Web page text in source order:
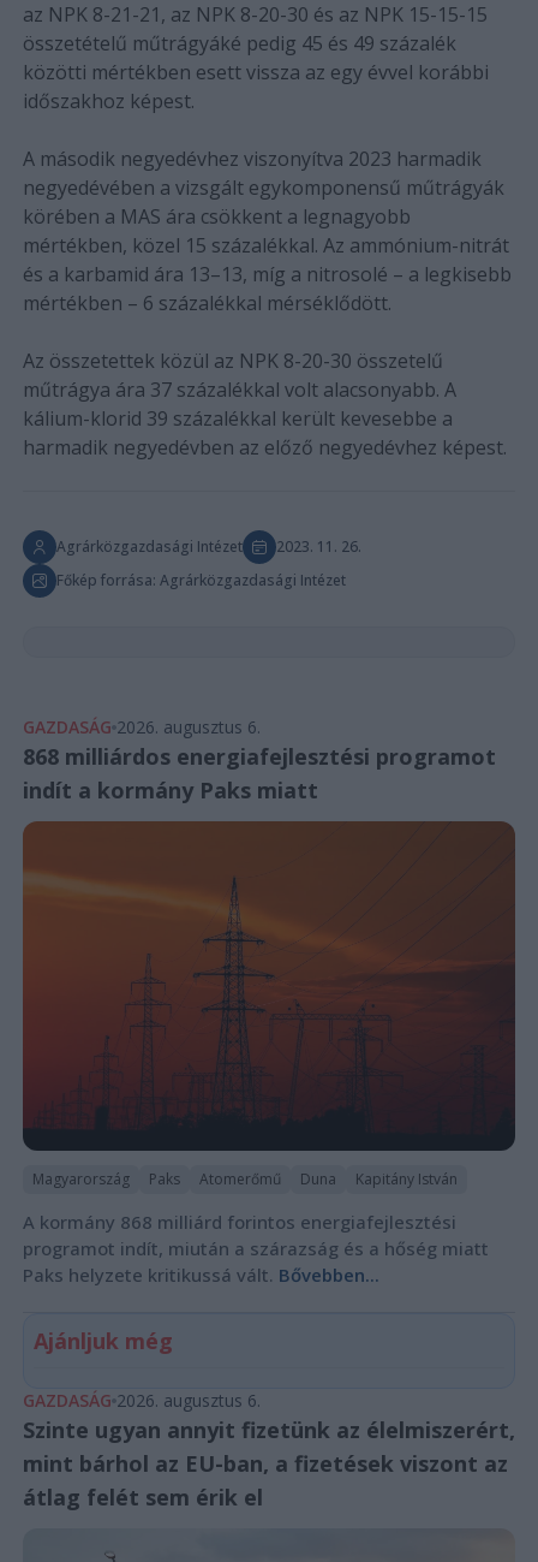
az NPK 8-21-21, az NPK 8-20-30 és az NPK 15-15-15
összetételű műtrágyáké pedig 45 és 49 százalék
közötti mértékben esett vissza az egy évvel korábbi
időszakhoz képest.
A második negyedévhez viszonyítva 2023 harmadik
negyedévében a vizsgált egykomponensű műtrágyák
körében a MAS ára csökkent a legnagyobb
mértékben, közel 15 százalékkal. Az ammónium-nitrát
és a karbamid ára 13–13, míg a nitrosolé – a legkisebb
mértékben – 6 százalékkal mérséklődött.
Az összetettek közül az NPK 8-20-30 összetelű
műtrágya ára 37 százalékkal volt alacsonyabb. A
kálium-klorid 39 százalékkal került kevesebbe a
harmadik negyedévben az előző negyedévhez képest.
Agrárközgazdasági Intézet
2023. 11. 26.
Főkép forrása: Agrárközgazdasági Intézet
GAZDASÁG 2026. augusztus 6.
868 milliárdos energiafejlesztési programot
indít a kormány Paks miatt
Magyarország Paks Atomerőmű Duna Kapitány István
A kormány 868 milliárd forintos energiafejlesztési
programot indít, miután a szárazság és a hőség miatt
Paks helyzete kritikussá vált. Bővebben...
Ajánljuk még
GAZDASÁG 2026. augusztus 6.
Szinte ugyan annyit fizetünk az élelmiszerért,
mint bárhol az EU-ban, a fizetések viszont az
átlag felét sem érik el